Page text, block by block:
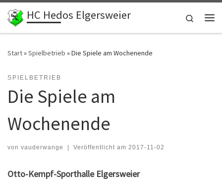
Zum Inhalt springen
HC Hedos Elgersweier
Search
Start»Spielbetrieb »Die Spiele am Wochenende
SPIELBETRIEB
Die Spiele am
Wochenende
von vauderwange | Veröffentlicht am 2017-11-02
Otto-Kempf-Sporthalle Elgersweier